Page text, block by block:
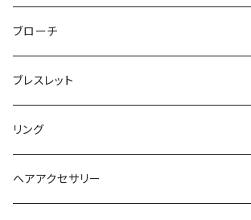
ブローチ
ブレスレット
リング
ヘアアクセサリー